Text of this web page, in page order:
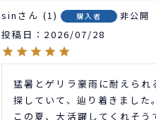
sin 1 購入者 非公開
投稿日 2026/07/28
猛暑とゲリラ豪雨に耐えら
探していて、辿り着きました。
この夏、大活躍してくれそう